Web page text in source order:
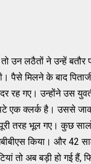
उन लठैतों ने उन्हें
पैसे मिलने के बाद
रह गए। उन्होंने उस
एक क्लर्क है। उससे
तरह भूल गए। कुछ
किया। और 42
तो अब बड़ी हो गई